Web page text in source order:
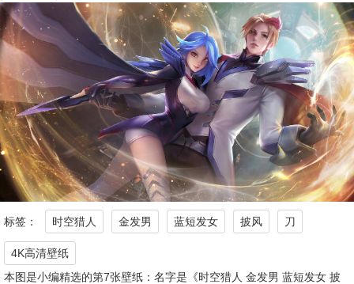
标签： 时空猎人 金发男 蓝短发女 披风 刀
4K高清壁纸
本图是小编精选的第7张壁纸：名字是《时空猎人 金发男 蓝短发女 披